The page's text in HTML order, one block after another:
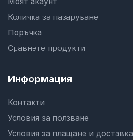
Количка за пазаруване
Поръчка
Сравнете продукти
Информация
Контакти
Условия за ползване
Условия за плащане и доставка